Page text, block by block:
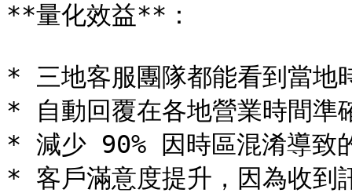
**量化效益**：
* 三地客服團隊都能看到當地
* 自動回覆在各地營業時間準
* 減少 90% 因時區混淆導致
* 客戶滿意度提升，因為收到